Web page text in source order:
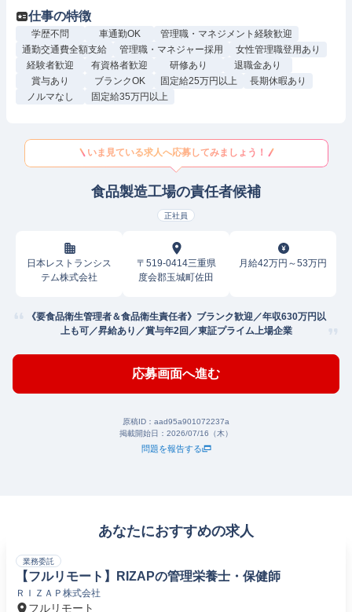
仕事の特徴
学歴不問 車通勤OK
管理職・マネジメント経験歓迎
通勤交通費全額支給
管理職・マネジャー採用
女性管理職登用あり
経験者歓迎
有資格者歓迎 研修あり
退職金あり
賞与あり
ブランクOK 固定給25万円以上
長期休暇あり
ノルマなし
固定給35万円以上
いま見ている求人へ応募してみましょう！
食品製造工場の責任者候補
正社員
日本レストランシス
テム株式会社
〒519-0414三重県
度会郡玉城町佐田
月給42万円～53万円
《要食品衛生管理者＆食品衛生責任者》ブランク歓迎／年収630万円以
上も可／昇給あり／賞与年2回／東証プライム上場企業
応募画面へ進む
原稿ID： aad95a901072237a
掲載開始日： 2026/07/16（木）
問題を報告する
あなたにおすすめの求人
業務委託
【フルリモート】RIZAPの管理栄養士・保健師
ＲＩＺＡＰ株式会社
フルリモート